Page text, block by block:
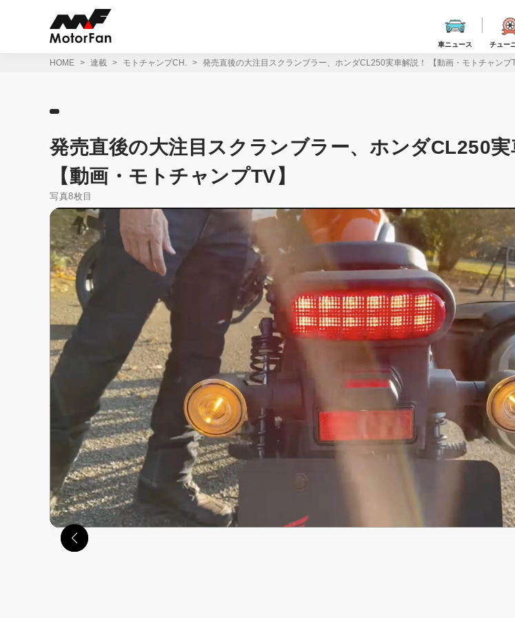
車ニュース チュー
HOME 連載 モトチャンプCH. 発売直後の大注目スクランブラー、ホンダCL250実車解説！ 【動画・モトチャンプ
発売直後の大注目スクランブラー、ホンダCL250実
【動画・モトチャンプTV】
写真8枚目